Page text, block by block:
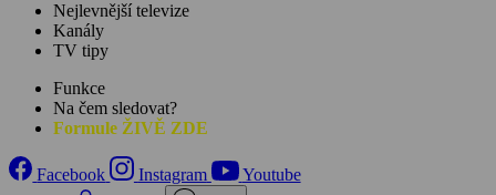
Nejlevnější televize
Kanály
TV tipy
Funkce
Na čem sledovat?
Formule ŽIVĚ ZDE
Facebook Instagram
Youtube